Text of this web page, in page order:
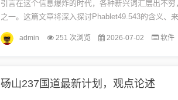
引言在这个信息爆炸的时代，各种新兴词汇层出不穷
之一。这篇文章将深入探讨Phablet49.543的含义、
的地位。Phablet49.5...
admin 251 次浏览 2026-07-02 软件
砀山237国道最新计划，观点论述